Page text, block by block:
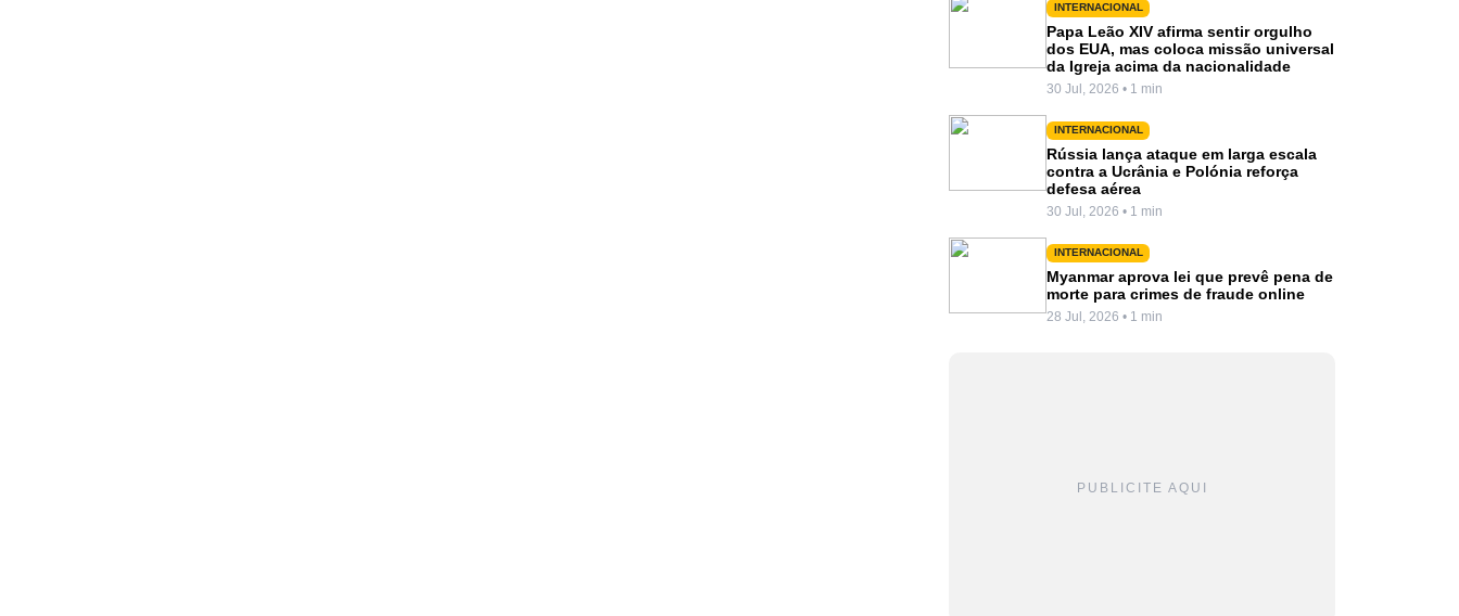
INTERNACIONAL
Papa Leão XIV afirma sentir orgulho
dos EUA, mas coloca missão universal
da Igreja acima da nacionalidade
30 Jul, 2026 • 1 min
INTERNACIONAL
Rússia lança ataque em larga escala
contra a Ucrânia e Polónia reforça
defesa aérea
30 Jul, 2026 • 1 min
INTERNACIONAL
Myanmar aprova lei que prevê pena de
morte para crimes de fraude online
28 Jul, 2026 • 1 min
PUBLICITE AQUI